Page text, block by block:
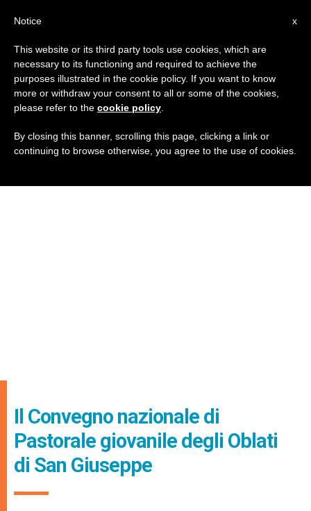
Il Convegno nazionale di
Pastorale giovanile degli Oblati
di San Giuseppe
x
Notice
This website or its third party tools use cookies, which are
necessary to its functioning and required to achieve the
purposes illustrated in the cookie policy. If you want to know
more or withdraw your consent to all or some of the cookies,
please refer to the cookie policy
By closing this banner, scrolling this page, clicking a link or
continuing to browse otherwise, you agree to the use of cookies.